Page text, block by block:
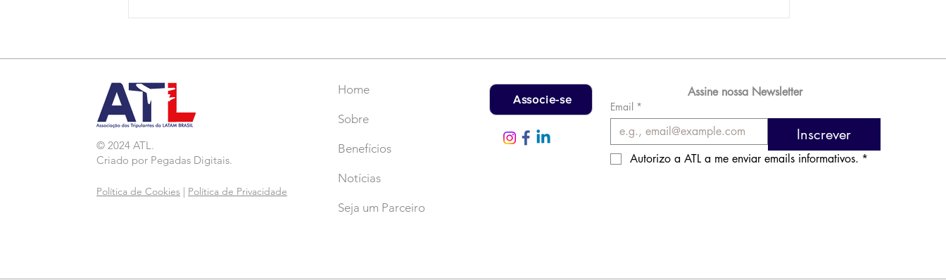
© 2024 ATL.
Criado por Pegadas Digitais.
Política de Cookies Política de Privacidade
Home
Sobre
Benefícios
Notícias
Seja um Parceiro
Associe-se
Assine nossa Newsletter
Email *
Inscrever
Autorizo a ATL a me enviar emails informativos. *